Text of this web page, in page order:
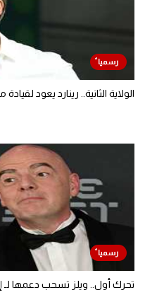
الولاية الثانية.. رينارد يعود
تحرك أول.. ويلز تسحب دعمها لـ